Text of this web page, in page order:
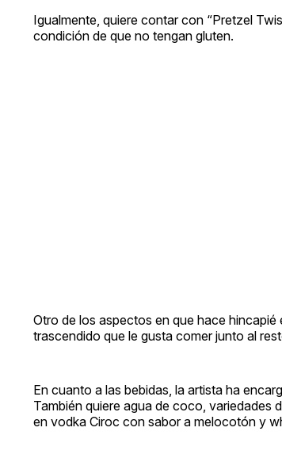
Igualmente, quiere contar con “Pretzel
condición de que no tengan gluten.
Otro de los aspectos en que hace hincapié
trascendido que le gusta comer junto al
En cuanto a las bebidas, la artista ha
También quiere agua de coco, variedades
en vodka Ciroc con sabor a melocotón y